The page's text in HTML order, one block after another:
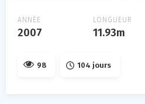
ANNÉE
2007
LONGUEUR
11.93m
98 104 jours